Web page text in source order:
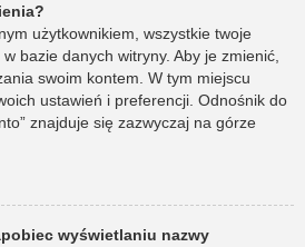
użytkownikiem, wszystkie twoje
bazie danych witryny. Aby je zmienić,
swoim kontem. W tym miejscu
ustawień i preferencji. Odnośnik do
znajduje się zazwyczaj na górze
wyświetlaniu nazwy